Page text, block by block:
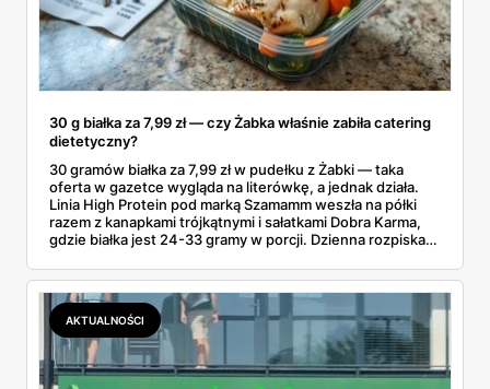
30 g białka za 7,99 zł — czy Żabka właśnie zabiła catering
dietetyczny?
30 gramów białka za 7,99 zł w pudełku z Żabki — taka
oferta w gazetce wygląda na literówkę, a jednak działa.
Linia High Protein pod marką Szamamm weszła na półki
razem z kanapkami trójkątnymi i sałatkami Dobra Karma,
gdzie białka jest 24-33 gramy w porcji. Dzienna rozpiska
catering dietetyczny zaczyna się od 60. Liczby same
proszą o porównanie — gotowce z rogu ulicy kontra
pudełko od kuriera.
AKTUALNOŚCI